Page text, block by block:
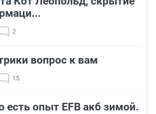
2
вопрос к вам
15
есть опыт EFB акб зимой.